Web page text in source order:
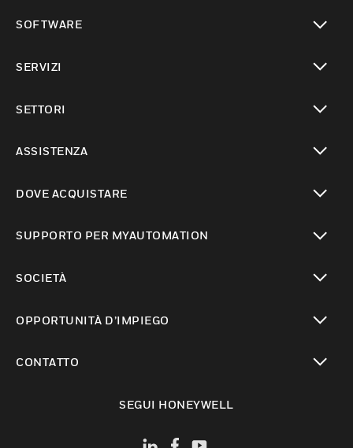
SOFTWARE
SERVIZI
SETTORI
ASSISTENZA
DOVE ACQUISTARE
SUPPORTO PER MYAUTOMATION
SOCIETÀ
OPPORTUNITÀ D’IMPIEGO
CONTATTO
SEGUI HONEYWELL